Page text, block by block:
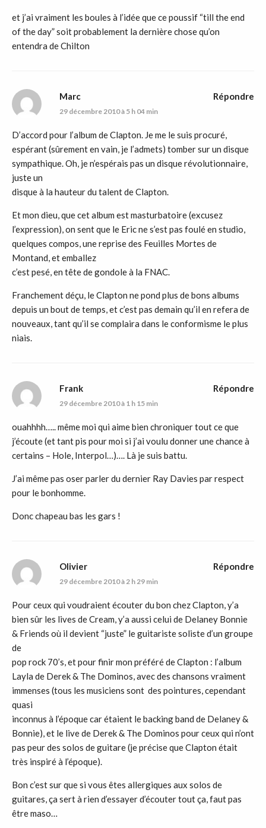
et j’ai vraiment les boules à l’idée que ce poussif “till the end
of the day” soit probablement la dernière chose qu’on
entendra de Chilton
Marc
29 décembre 2010 à 5 h 04 min
D’accord pour l’album de Clapton. Je me le suis procuré,
espérant (sûrement en vain, je l’admets) tomber sur un disque
sympathique. Oh, je n’espérais pas un disque révolutionnaire,
juste un
disque à la hauteur du talent de Clapton.
Et mon dieu, que cet album est masturbatoire (excusez
l’expression), on sent que le Eric ne s’est pas foulé en studio,
quelques compos, une reprise des Feuilles Mortes de
Montand, et emballez
c’est pesé, en tête de gondole à la FNAC.
Franchement déçu, le Clapton ne pond plus de bons albums
depuis un bout de temps, et c’est pas demain qu’il en refera de
nouveaux, tant qu’il se complaira dans le conformisme le plus
niais.
Répondre
Frank
29 décembre 2010 à 1 h 15 min
ouahhhh….. même moi qui aime bien chroniquer tout ce que
j’écoute (et tant pis pour moi si j’ai voulu donner une chance à
certains – Hole, Interpol…)…. Là je suis battu.
J’ai même pas oser parler du dernier Ray Davies par respect
pour le bonhomme.
Donc chapeau bas les gars !
Répondre
Olivier
29 décembre 2010 à 2 h 29 min
Pour ceux qui voudraient écouter du bon chez Clapton, y’a
bien sûr les lives de Cream, y’a aussi celui de Delaney Bonnie
& Friends où il devient “juste” le guitariste soliste d’un groupe
de
pop rock 70’s, et pour finir mon préféré de Clapton : l’album
Layla de Derek & The Dominos, avec des chansons vraiment
immenses (tous les musiciens sont des pointures, cependant
quasi
inconnus à l’époque car étaient le backing band de Delaney &
Bonnie), et le live de Derek & The Dominos pour ceux qui n’ont
pas peur des solos de guitare (je précise que Clapton était
très inspiré à l’époque).
Bon c’est sur que si vous êtes allergiques aux solos de
guitares, ça sert à rien d’essayer d’écouter tout ça, faut pas
être maso…
Répondre